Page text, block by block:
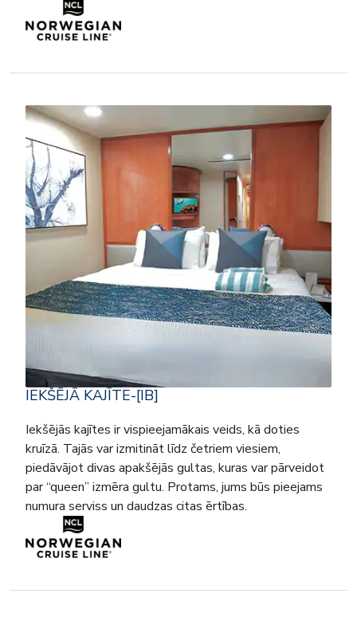
IEKŠĒJĀ KAJĪTE-[IB]
Iekšējās kajītes ir vispieejamākais veids, kā doties
kruīzā. Tajās var izmitināt līdz četriem viesiem,
piedāvājot divas apakšējās gultas, kuras var pārveidot
par “queen” izmēra gultu. Protams, jums būs pieejams
numura serviss un daudzas citas ērtības.